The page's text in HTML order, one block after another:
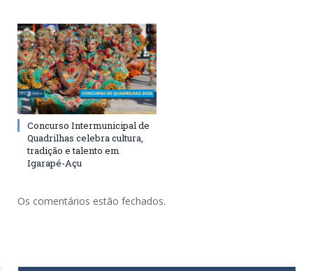
Concurso Intermunicipal de
Quadrilhas celebra cultura,
tradição e talento em
Igarapé-Açu
Os comentários estão fechados.